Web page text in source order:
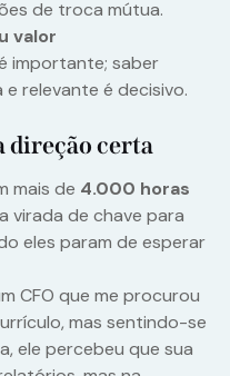
de troca mútua.
valor
importante; saber
relevante é decisivo.
direção certa
mais de 4.000 horas
virada de chave para
eles param de esperar
CFO que me procurou
mas sentindo-se
ele percebeu que sua